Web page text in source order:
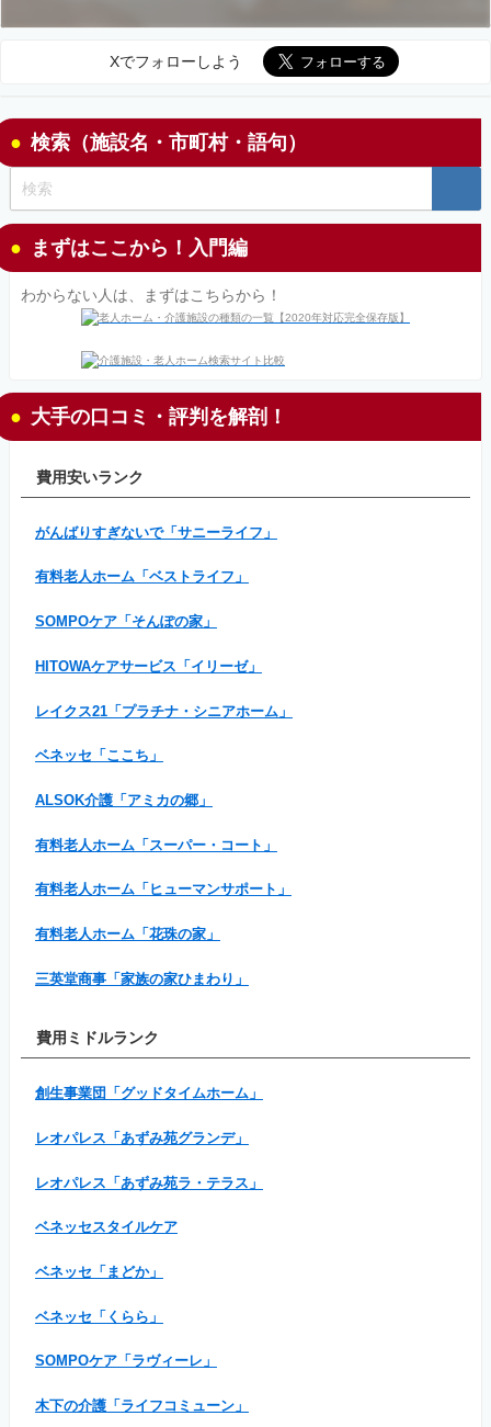
Xでフォローしよう
検索（施設名・市町村・語句）
まずはここから！入門編
わからない人は、まずはこちらから！
大手の口コミ・評判を解剖！
費用安いランク
がんばりすぎないで「サニーライフ」
有料老人ホーム「ベストライフ」
SOMPOケア「そんぽの家」
HITOWAケアサービス「イリーゼ」
レイクス21「プラチナ・シニアホーム」
ベネッセ「ここち」
ALSOK介護「アミカの郷」
有料老人ホーム「スーパー・コート」
有料老人ホーム「ヒューマンサポート」
有料老人ホーム「花珠の家」
三英堂商事「家族の家ひまわり」
費用ミドルランク
創生事業団「グッドタイムホーム」
レオパレス「あずみ苑グランデ」
レオパレス「あずみ苑ラ・テラス」
ベネッセスタイルケア
ベネッセ「まどか」
ベネッセ「くらら」
SOMPOケア「ラヴィーレ」
木下の介護「ライフコミューン」